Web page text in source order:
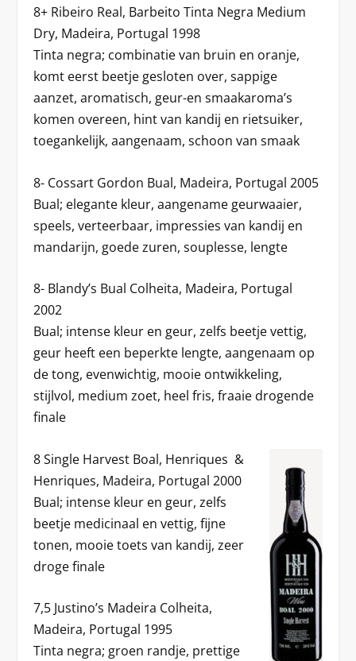
8+ Ribeiro Real, Barbeito Tinta Negra Medium
Dry, Madeira, Portugal 1998
Tinta negra; combinatie van bruin en oranje,
komt eerst beetje gesloten over, sappige
aanzet, aromatisch, geur-en smaakaroma’s
komen overeen, hint van kandij en rietsuiker,
toegankelijk, aangenaam, schoon van smaak
8- Cossart Gordon Bual, Madeira, Portugal 2005
Bual; elegante kleur, aangename geurwaaier,
speels, verteerbaar, impressies van kandij en
mandarijn, goede zuren, souplesse, lengte
8- Blandy’s Bual Colheita, Madeira, Portugal
2002
Bual; intense kleur en geur, zelfs beetje vettig,
geur heeft een beperkte lengte, aangenaam op
de tong, evenwichtig, mooie ontwikkeling,
stijlvol, medium zoet, heel fris, fraaie drogende
finale
8 Single Harvest Boal, Henriques &
Henriques, Madeira, Portugal 2000
Bual; intense kleur en geur, zelfs
beetje medicinaal en vettig, fijne
tonen, mooie toets van kandij, zeer
droge finale
7,5 Justino’s Madeira Colheita,
Madeira, Portugal 1995
Tinta negra; groen randje, prettige